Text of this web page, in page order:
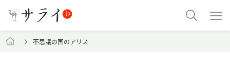
不思議の国のアリス